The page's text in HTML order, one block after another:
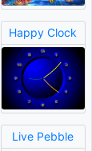
Happy Clock
Live Pebble